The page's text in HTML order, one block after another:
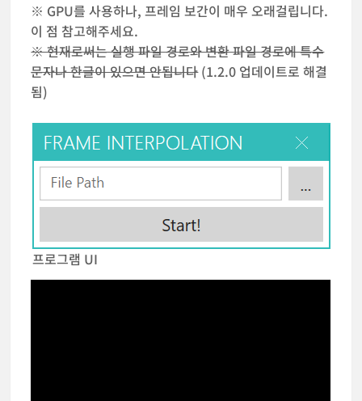
※ GPU를 사용하나, 프레임 보간이 매우 오래걸립니다.
이 점 참고해주세요.
※ 현재로써는 실행 파일 경로와 변환 파일 경로에 특수
문자나 한글이 있으면 안됩니다(1.2.0 업데이트로 해결
됨)
프로그램 UI